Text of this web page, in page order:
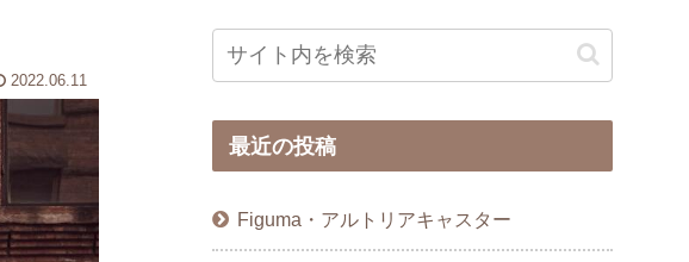
2022.06.11
最近の投稿
Figuma・アルトリアキャスター